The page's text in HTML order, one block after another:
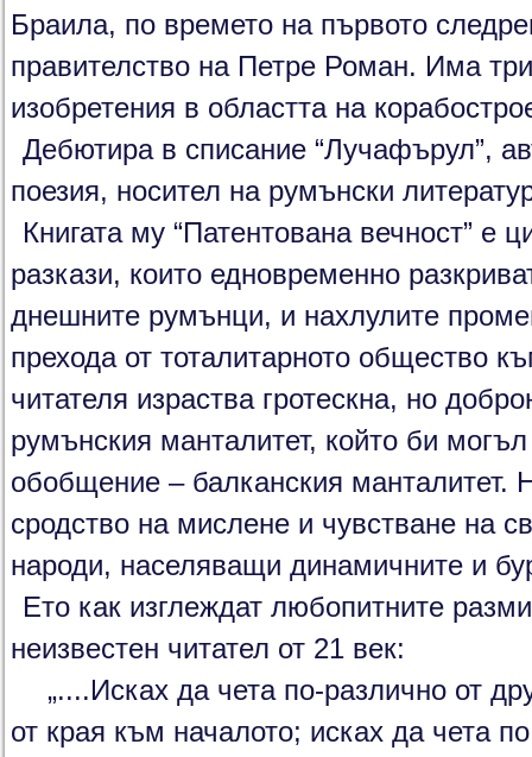
Браила, по времето на първото
правителство на Петре Роман. Има
изобретения в областта на
Дебютира в списание “Лучафърул”,
поезия, носител на румънски
Книгата му “Патентована вечност” е
разкази, които едновременно
днешните румънци, и нахлулите
прехода от тоталитарното общество
читателя израства гротескна, но
румънския манталитет, който би
обобщение – балканския манталитет.
сродство на мислене и чувстване на
народи, населяващи динамичните и
Ето как изглеждат любопитните
неизвестен читател от 21 век:
„....Исках да чета по-различно от
от края към началото; исках да чета